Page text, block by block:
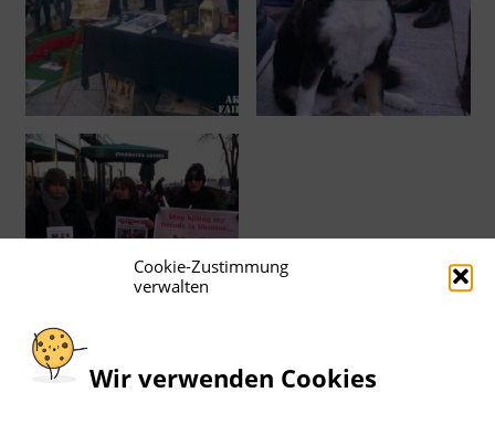
Cookie-Zustimmung
verwalten
Wir verwenden Cookies